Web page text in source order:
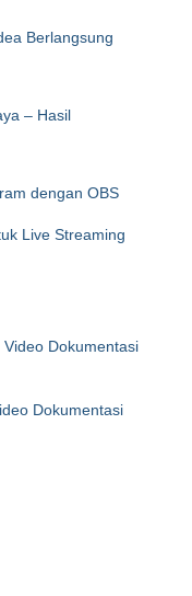
Berlangsung
– Hasil
dengan OBS
Live Streaming
Dokumentasi
Dokumentasi